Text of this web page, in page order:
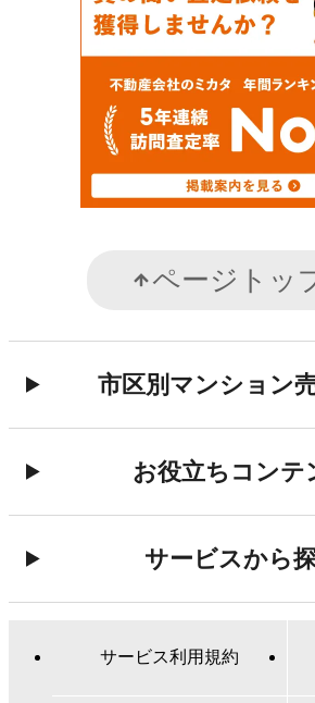
ページトッ
市区別マンション
お役立ちコンテ
サービスから
サービス利用規約